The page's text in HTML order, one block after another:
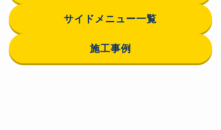
サイドメニュー一覧
施工事例